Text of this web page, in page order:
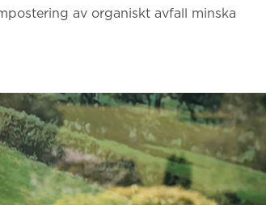
av organiskt avfall minska